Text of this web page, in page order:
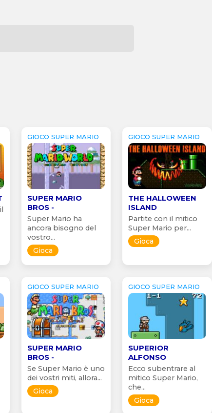
GIOCO SUPER MARIO
SUPER MARIO
BROS -
Super Mario ha
ancora bisogno del
vostro...
Gioca
GIOCO SUPER MARIO
THE HALLOWEEN
ISLAND
Partite con il mitico
Super Mario per...
Gioca
GIOCO SUPER MARIO
SUPER MARIO
BROS -
Se Super Mario è uno
dei vostri miti, allora...
Gioca
GIOCO SUPER MARIO
SUPERIOR
ALFONSO
Ecco subentrare al
mitico Super Mario,
che...
Gioca